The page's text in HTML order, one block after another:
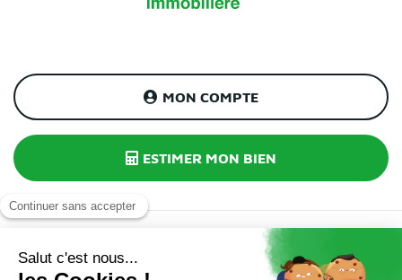
MON COMPTE
ESTIMER MON BIEN
INSCRIPTION À NOTRE NEWSLETTER